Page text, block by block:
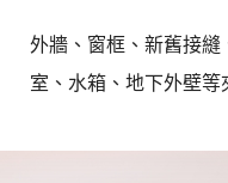
外牆、窗框、新舊接
室、水箱、地下外壁等